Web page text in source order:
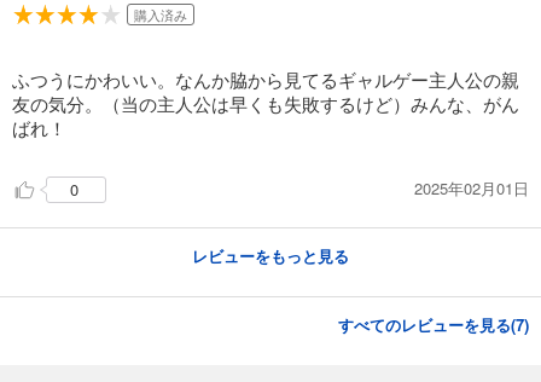
購入済み
ふつうにかわいい。なんか脇から見てるギャルゲー主人公の親
友の気分。（当の主人公は早くも失敗するけど）みんな、がん
ばれ！
0 2025年02月01日
レビューをもっと見る
すべてのレビューを見る(7)